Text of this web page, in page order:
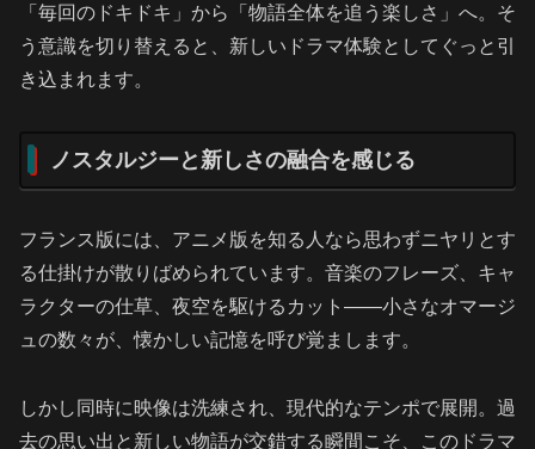
「毎回のドキドキ」から「物語全体を追う楽しさ」へ。そ
う意識を切り替えると、新しいドラマ体験としてぐっと引
き込まれます。
ノスタルジーと新しさの融合を感じる
フランス版には、アニメ版を知る人なら思わずニヤリとす
る仕掛けが散りばめられています。音楽のフレーズ、キャ
ラクターの仕草、夜空を駆けるカット――小さなオマージ
ュの数々が、懐かしい記憶を呼び覚まします。
しかし同時に映像は洗練され、現代的なテンポで展開。過
去の思い出と新しい物語が交錯する瞬間こそ、このドラマ